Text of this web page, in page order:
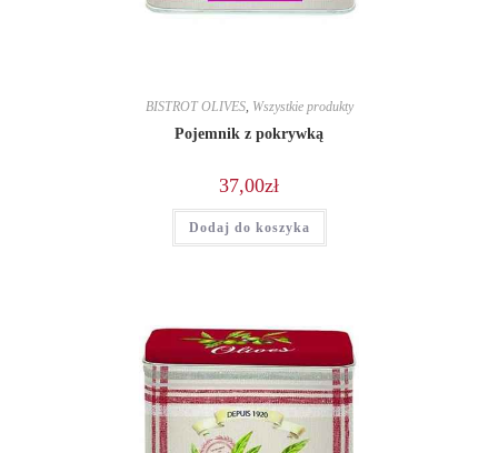
BISTROT OLIVES, Wszystkie produkty
Pojemnik z pokrywką
37,00zł
Dodaj do koszyka